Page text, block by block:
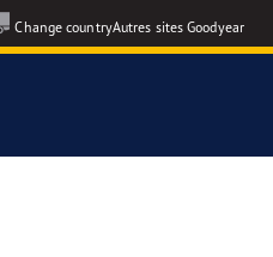
Change countryAutres sites Goodyear